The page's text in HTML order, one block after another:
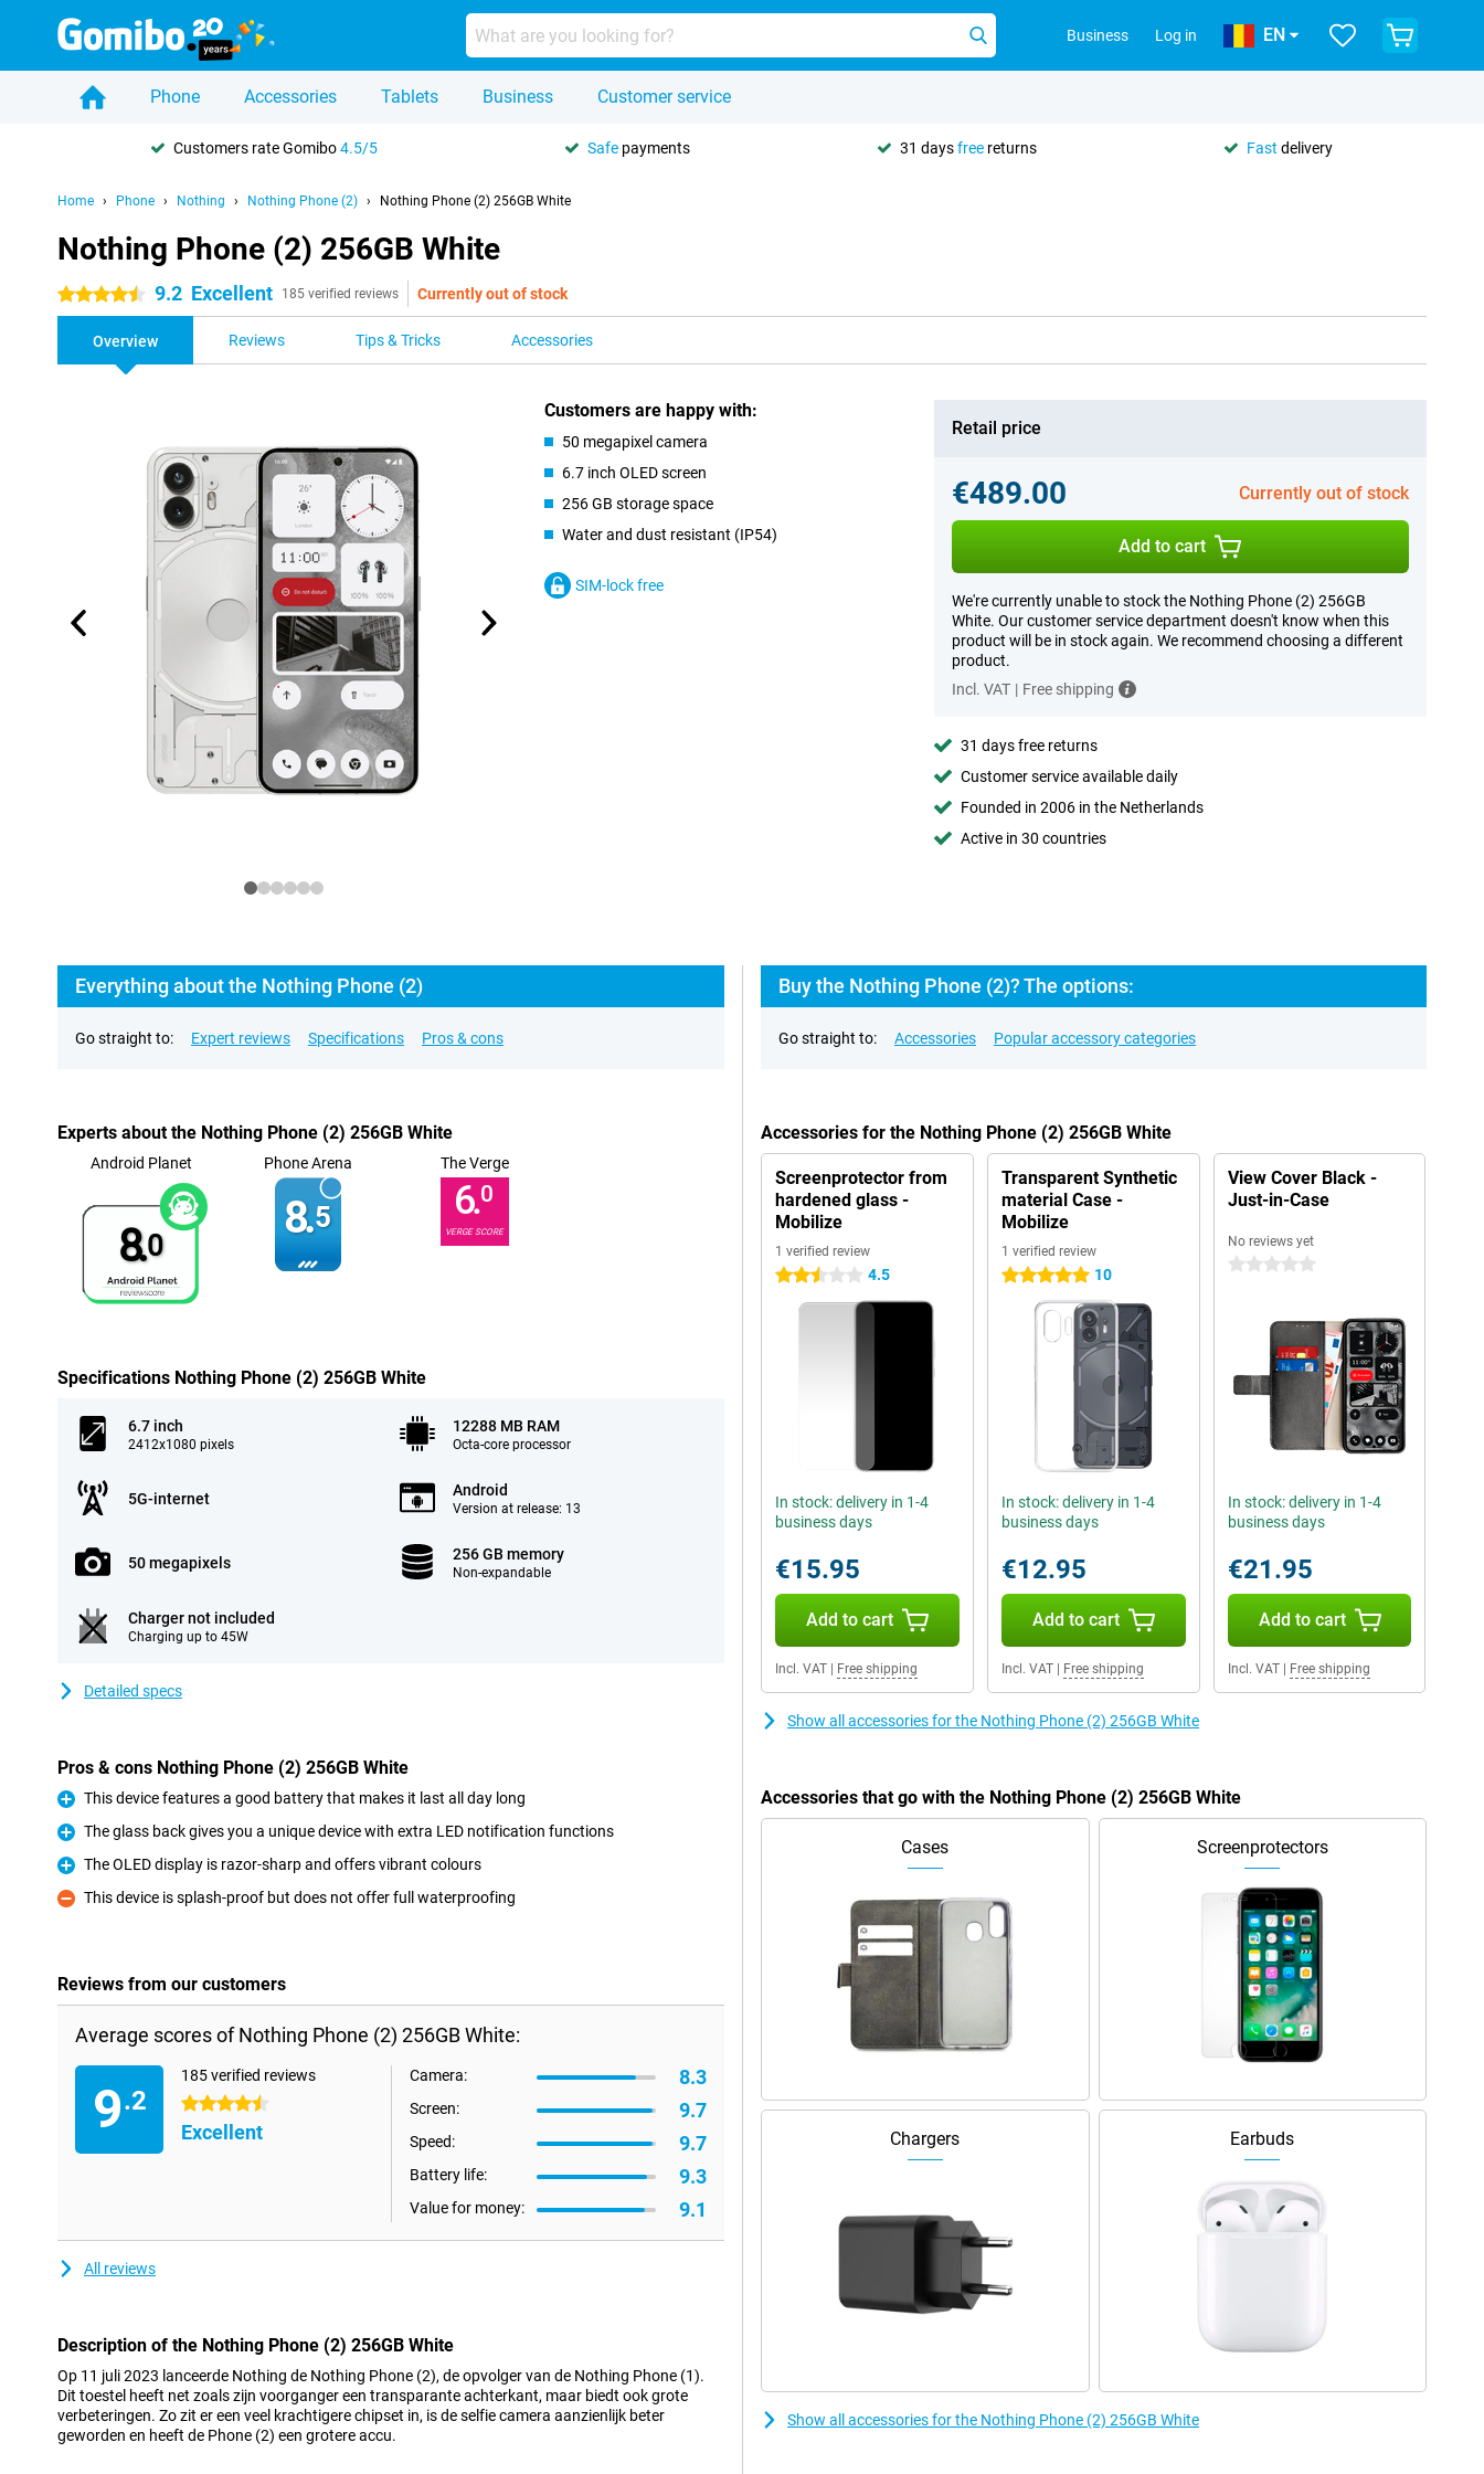
Business Log in EN
Phone Accessories Tablets Business Customer service
Customers rate Gomibo4.5/5 Safe payments 31 daysfree returns Fast delivery
Home Phone Nothing Nothing Phone (2) Nothing Phone (2) 256GB White
Nothing Phone (2) 256GB White
4.5 stars 9.2 Excellent 185 verified reviews Currently out of stock
Overview Reviews Tips & Tricks Accessories
Customers are happy with:
50 megapixel camera
6.7 inch OLED screen
256 GB storage space
Water and dust resistant (IP54)
SIM-lock free
Retail price
€489.00 Currently out of stock
Add to cart
We're currently unable to stock the Nothing Phone (2) 256GB
White. Our customer service department doesn't know when this
product will be in stock again. We recommend choosing a different
product.
Incl. VAT | Free shipping
31 days free returns
Customer service available daily
Founded in 2006 in the Netherlands
Active in 30 countries
Everything about the Nothing Phone (2)
Go straight to: Expert reviews Specifications Pros & cons
Experts about the Nothing Phone (2) 256GB White
Android Planet
8.0
Phone Arena
8.5
The Verge
6.0
VERGE SCORE
Specifications Nothing Phone (2) 256GB White
6.7 inch
2412x1080 pixels
12288 MB RAM
Octa-core processor
5G-internet Android
Version at release: 13
50 megapixels 256 GB memory
Non-expandable
Charger not included
Charging up to 45W
Detailed specs
Pros & cons Nothing Phone (2) 256GB White
Pro
This device features a good battery that makes it last all day long
Pro
The glass back gives you a unique device with extra LED notification functions
Pro
The OLED display is razor-sharp and offers vibrant colours
Con
This device is splash-proof but does not offer full waterproofing
Reviews from our customers
Average scores of Nothing Phone (2) 256GB White:
9.2
185 verified reviews
4.5 stars
Excellent
Camera: 8.3
Screen: 9.7
Speed: 9.7
Battery life: 9.3
Value for money: 9.1
All reviews
Description of the Nothing Phone (2) 256GB White
Op 11 juli 2023 lanceerde Nothing de Nothing Phone (2), de opvolger van de Nothing Phone (1).
Dit toestel heeft net zoals zijn voorganger een transparante achterkant, maar biedt ook grote
verbeteringen. Zo zit er een veel krachtigere chipset in, is de selfie camera aanzienlijk beter
geworden en heeft de Phone (2) een grotere accu.
Buy the Nothing Phone (2)? The options:
Go straight to: Accessories Popular accessory categories
Accessories for the Nothing Phone (2) 256GB White
Screenprotector from
hardened glass -
Mobilize
1 verified review
2.5 stars 4.5
In stock: delivery in 1-4
business days
€15.95
Add to cart
Incl. VAT Free shipping
Transparent Synthetic
material Case -
Mobilize
1 verified review
5 stars 10
In stock: delivery in 1-4
business days
€12.95
Add to cart
Incl. VAT| Free shipping
View Cover Black -
Just-in-Case
No reviews yet
0 stars
In stock: delivery in 1-4
business days
€21.95
Add to cart
Incl. VAT| Free shipping
Show all accessories for the Nothing Phone (2) 256GB White
Accessories that go with the Nothing Phone (2) 256GB White
Cases Screenprotectors
Chargers Earbuds
Show all accessories for the Nothing Phone (2) 256GB White